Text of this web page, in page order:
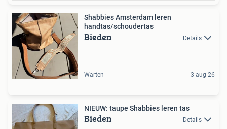
Shabbies Amsterdam leren
handtas/schoudertas
Bieden Details
Warten 3 aug 26
NIEUW: taupe Shabbies leren tas
Bieden Details